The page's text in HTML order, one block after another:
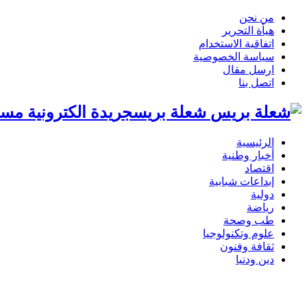
من نحن
هيأة التحرير
اتفاقية الاستخدام
سياسة الخصوصية
ارسل مقال
اتصل بنا
شعلة بريسجريدة الكترونية
الرئيسية
أخبار وطنية
اقتصاد
إبداعات شبابية
دولية
رياضة
طب وصحة
علوم وتكنولوجيا
ثقافة وفنون
دين ودنيا